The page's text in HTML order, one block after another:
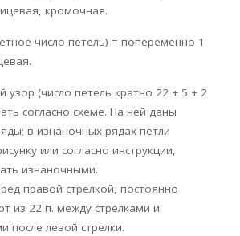
кромочная.
число петель) = попеременно 1
узор (число петель кратно 22 + 5 + 2
согласно схеме. На ней даны
в изнаночных рядах петли
или согласно инструкции,
изнаночными.
правой стрелкой, постоянно
из 22 п. между стрелками и
после левой стрелки.